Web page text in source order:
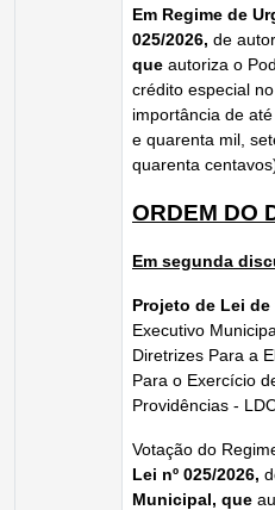
Em Regime de
025/2026, de
que autoriza o
crédito especial
importância de
e quarenta mil,
quarenta
ORDEM DO
Em segunda
Projeto de Lei de
Executivo
Diretrizes Para a
Para o Exercício
Providências -
Votação do
Lei nº 025/2026,
Municipal, que